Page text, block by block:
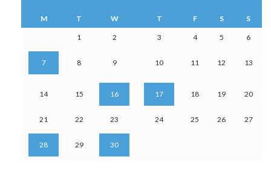
M T W T F S S
1 2 3 4 5 6
7 8 9 10 11 12 13
14 15 16 17 18 19 20
21 22 23 24 25 26 27
28 29 30